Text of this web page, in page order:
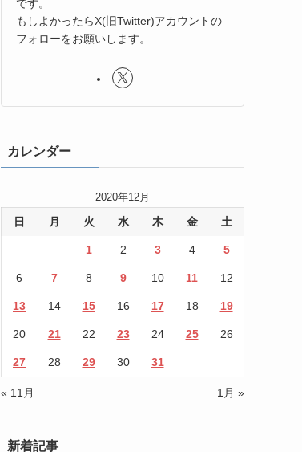
です。
もしよかったらX(旧Twitter)アカウントの
フォローをお願いします。
カレンダー
2020年12月
日 月 火 水 木 金 土
1 2 3 4 5
6 7 8 9 10 11 12
13 14 15 16 17 18 19
20 21 22 23 24 25 26
27 28 29 30 31
« 11月 1月 »
新着記事